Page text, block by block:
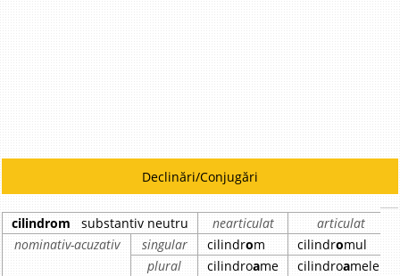
Declinări/Conjugări
cilindrom substantiv neutru nearticulat
articulat
nominativ-acuzativ
singular cilindrom cilindromul
plural
cilindroame cilindroamele